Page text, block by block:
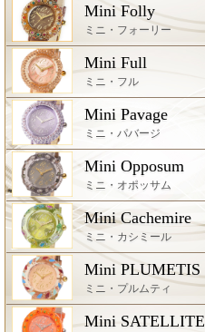
Mini Folly
ミニ・フォーリー
Mini Full
ミニ・フル
Mini Pavage
ミニ・パバージ
Mini Opposum
ミニ・オポッサム
Mini Cachemire
ミニ・カシミール
Mini PLUMETIS
ミニ・プルムティ
Mini SATELLITE